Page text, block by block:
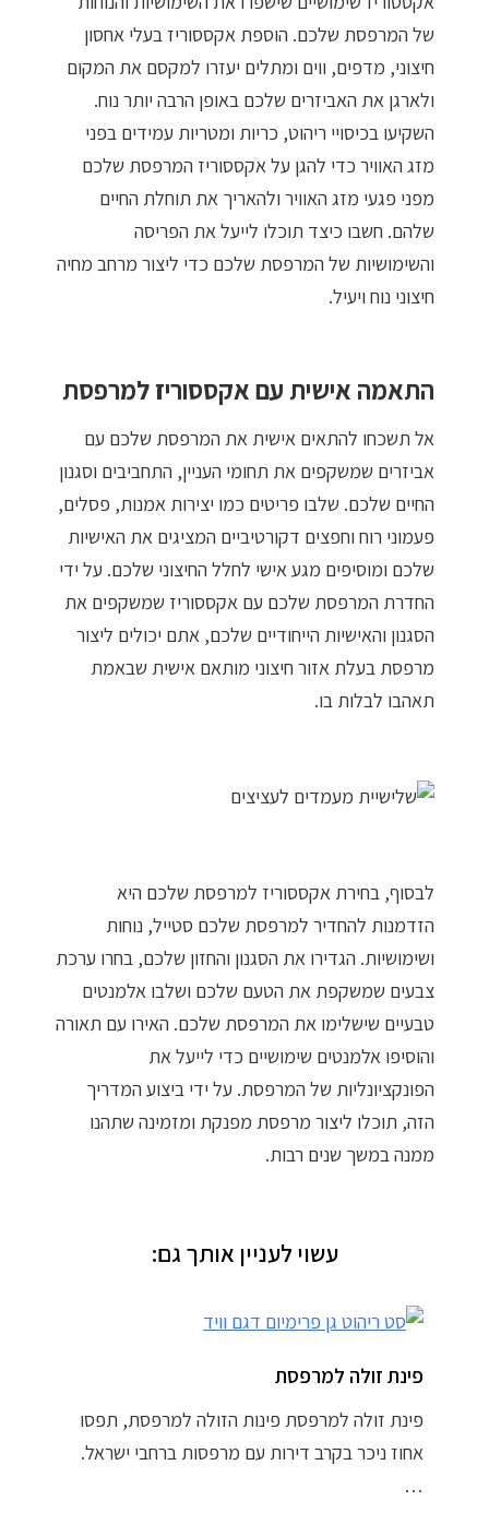
של המרפסת שלכם. הוספת אקססוריז בעלי אחסון
חיצוני, מדפים, ווים ומתלים יעזרו למקסם את המקום
ולארגן את האביזרים שלכם באופן הרבה יותר נוח.
השקיעו בכיסויי ריהוט, כריות ומטריות עמידים בפני
מזג האוויר כדי להגן על אקססוריז המרפסת שלכם
מפני פגעי מזג האוויר ולהאריך את תוחלת החיים
שלהם. חשבו כיצד תוכלו לייעל את הפריסה
והשימושיות של המרפסת שלכם כדי ליצור מרחב מחיה
חיצוני נוח ויעיל.
התאמה אישית עם אקססוריז למרפסת
אל תשכחו להתאים אישית את המרפסת שלכם עם
אביזרים שמשקפים את תחומי העניין, התחביבים וסגנון
החיים שלכם. שלבו פריטים כמו יצירות אמנות, פסלים,
פעמוני רוח וחפצים דקורטיביים המציגים את האישיות
שלכם ומוסיפים מגע אישי לחלל החיצוני שלכם. על ידי
החדרת המרפסת שלכם עם אקססוריז שמשקפים את
הסגנון והאישיות הייחודיים שלכם, אתם יכולים ליצור
מרפסת בעלת אזור חיצוני מותאם אישית שבאמת
תאהבו לבלות בו.
לבסוף, בחירת אקססוריז למרפסת שלכם היא
הזדמנות להחדיר למרפסת שלכם סטייל, נוחות
ושימושיות. הגדירו את הסגנון והחזון שלכם, בחרו ערכת
צבעים שמשקפת את הטעם שלכם ושלבו אלמנטים
טבעיים שישלימו את המרפסת שלכם. האירו עם תאורה
והוסיפו אלמנטים שימושיים כדי לייעל את
הפונקציונליות של המרפסת. על ידי ביצוע המדריך
הזה, תוכלו ליצור מרפסת מפנקת ומזמינה שתהנו
ממנה במשך שנים רבות.
עשוי לעניין אותך גם:
פינת זולה למרפסת
פינת זולה למרפסת פינות הזולה למרפסת, תפסו
אחוז ניכר בקרב דירות עם מרפסות ברחבי ישראל.
…